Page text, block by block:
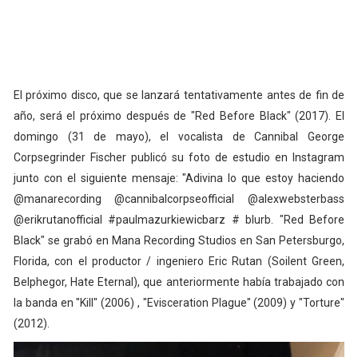
El próximo disco, que se lanzará tentativamente antes de fin de
año, será el próximo después de "Red Before Black" (2017). El
domingo (31 de mayo), el vocalista de Cannibal George
Corpsegrinder Fischer publicó su foto de estudio en Instagram
junto con el siguiente mensaje: "Adivina lo que estoy haciendo
@manarecording @cannibalcorpseofficial @alexwebsterbass
@erikrutanofficial #paulmazurkiewicbarz # blurb. "Red Before
Black" se grabó en Mana Recording Studios en San Petersburgo,
Florida, con el productor / ingeniero Eric Rutan (Soilent Green,
Belphegor, Hate Eternal), que anteriormente había trabajado con
la banda en "Kill" (2006) , "Evisceration Plague" (2009) y "Torture"
(2012).